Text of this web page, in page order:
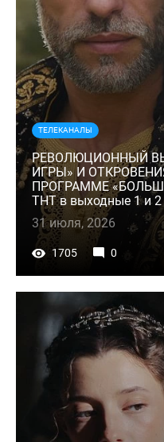
ТЕЛЕКАНАЛЫ
РЕВОЛЮЦИОННЫЙ
ИГРЫ» И
ПРОГРАММЕ
ТНТ в выходные 1 и 2
31 июля, 2026
1705 0